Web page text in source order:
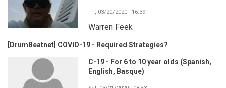
Fri, 03/20/2020 - 16:39
Warren Feek
[DrumBeatnet] COVID-19 - Required Strategies?
C-19 - For 6 to 10 year olds (Spanish,
English, Basque)